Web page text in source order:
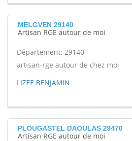
MELGVEN 29140
Artisan RGE autour de moi
Département: 29140
artisan-rge autour de chez moi
LIZEE BENJAMIN
PLOUGASTEL DAOULAS 29470
Artisan RGE autour de moi